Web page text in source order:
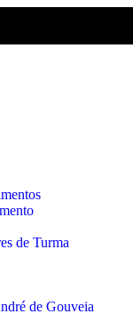
de Turma
de Gouveia